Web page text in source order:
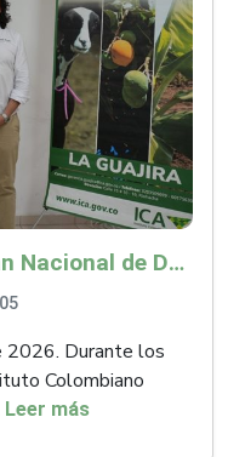
ICA superó la meta del Plan Nacional de Desarrollo y abrió 61 mercados internacionales
2026. Durante los
Colombiano
Leer más